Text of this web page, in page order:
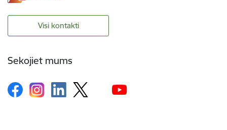
Visi kontakti
Sekojiet mums